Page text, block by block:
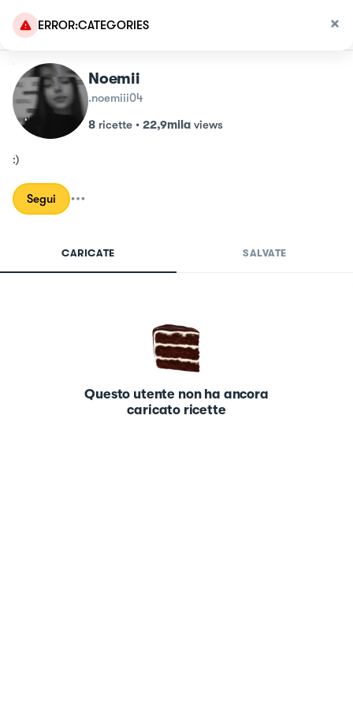
ERROR:CATEGORIES
Noemii
.noemiii04
8 ricette • 22,9mila views
:)
Segui
CARICATE SALVATE
Questo utente non ha ancora
caricato ricette